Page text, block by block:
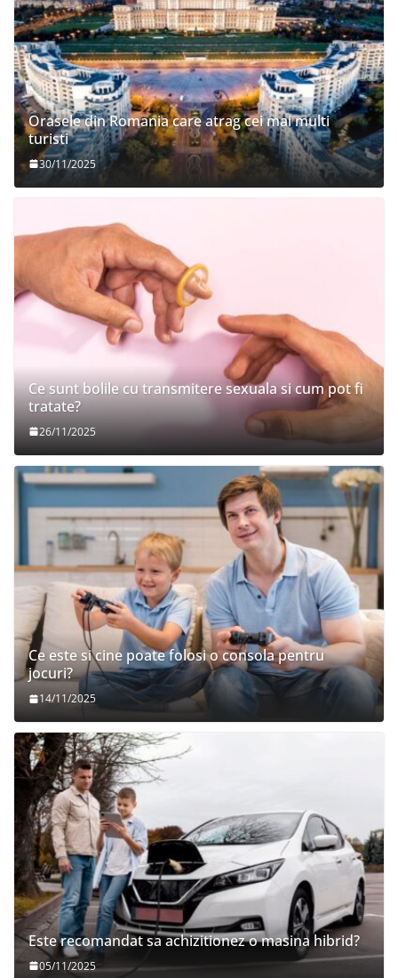
Orasele din Romania care atrag cei mai multi
turisti
30/11/2025
Ce sunt bolile cu transmitere sexuala si cum pot fi
tratate?
26/11/2025
Ce este si cine poate folosi o consola pentru
jocuri?
14/11/2025
Este recomandat sa achizitionez o masina hibrid?
05/11/2025